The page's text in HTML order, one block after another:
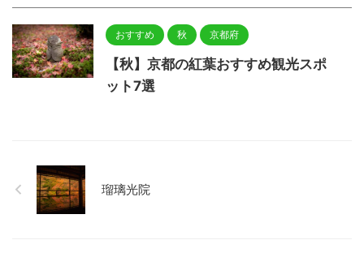
おすすめ 秋 京都府
【秋】京都の紅葉おすすめ観光スポ
ット7選
瑠璃光院